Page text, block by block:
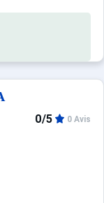
agréable, ce
0/5 0 Avis